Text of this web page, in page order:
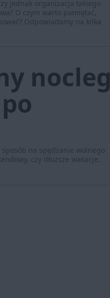
jednak organizacja takiego
O czym warto pamiętać,
Odpowiadamy na kilka
nocleg
na spędzanie wolnego
czy dłuższe wakacje,